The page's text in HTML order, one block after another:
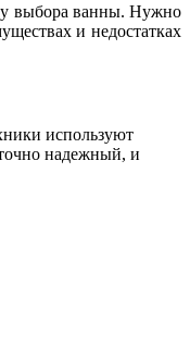
выбора ванны. Нужно
и недостатках
используют
надежный, и